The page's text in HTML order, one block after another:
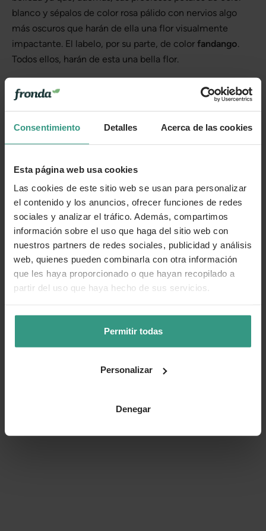
Consentimiento Detalles Acerca de las cookies
Esta página web usa cookies
Las cookies de este sitio web se usan para personalizar
el contenido y los anuncios, ofrecer funciones de redes
sociales y analizar el tráfico. Además, compartimos
información sobre el uso que haga del sitio web con
nuestros partners de redes sociales, publicidad y análisis
web, quienes pueden combinarla con otra información
que les haya proporcionado o que hayan recopilado a
partir del uso que haya hecho de sus servicios.
Permitir todas
Personalizar
Denegar
blanco y sépalos de color rosa pálido con nervios algo
más oscuros que harán de ella una flor visualmente
impactante. El labelo, por su parte, de color fandango.
Todos ellos, harán de esta una bella flor.
Cada planta es única
planta que recibas puede variar levemente su apariencia
con respecto a la de la foto.
Más información
Cuidados
Categorías
Número de artículo:11258719
¿Te ha resultado útil la información de este producto?
😐 Más o menos 👎 No